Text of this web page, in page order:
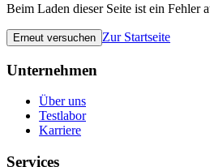
Beim Laden dieser Seite ist ein Fehler
Erneut versuchen Zur Startseite
Unternehmen
Über uns
Testlabor
Karriere
Services